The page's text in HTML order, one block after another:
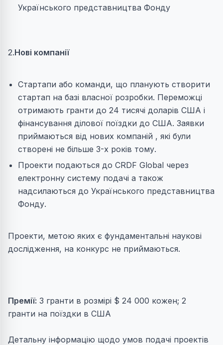
Українського представництва Фонду
2.Нові компанії
Стартапи або команди, що планують створити
стартап на базі власної розробки. Переможці
отримають гранти до 24 тисячі доларів США і
фінансування ділової поїздки до США. Заявки
приймаються від нових компаній , які були
створені не більше 3-х років тому.
Проекти подаються до CRDF Global через
електронну систему подачі а також
надсилаються до Українського представництва
Фонду.
Проекти, метою яких є фундаментальні наукові
дослідження, на конкурс не приймаються.
Премії: 3 гранти в розмірі $ 24 000 кожен; 2
гранти на поїздки в США
Детальну інформацію щодо умов подачі проектів